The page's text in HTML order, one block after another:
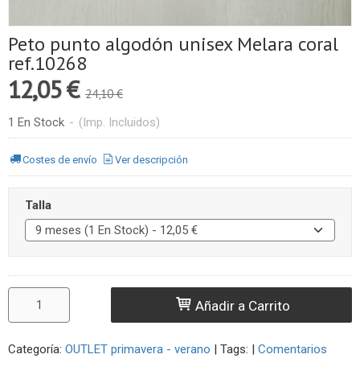
Peto punto algodón unisex Melara coral
ref.10268
12,05 € 24,10 €
1 En Stock - (Imp. Incluidos)
Costes de envío Ver descripción
Talla
Añadir a Carrito
Categoría: OUTLET primavera - verano | Tags: | Comentarios